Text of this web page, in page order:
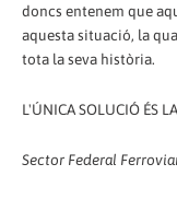
doncs entenem que
aquesta situació, la
tota la seva història.
L'ÚNICA SOLUCIÓ ÉS
Sector Federal